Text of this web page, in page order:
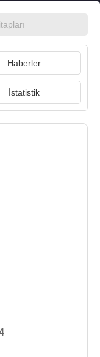
Haberler
İstatistik